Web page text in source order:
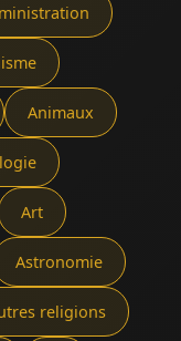
Animaux
Art
Astronomie
religions